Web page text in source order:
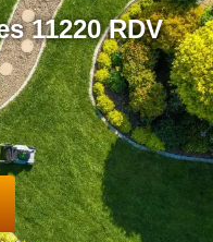
11220 RDV